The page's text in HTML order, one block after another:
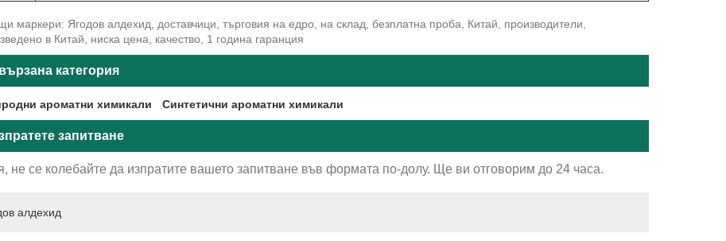
маркери: Ягодов алдехид, доставчици, търговия на едро, на склад, безплатна проба, Китай, производители,
в Китай, ниска цена, качество, 1 година гаранция
категория
ароматни химикали Синтетични ароматни химикали
запитване
не се колебайте да изпратите вашето запитване във формата по-долу. Ще ви отговорим до 24 часа.